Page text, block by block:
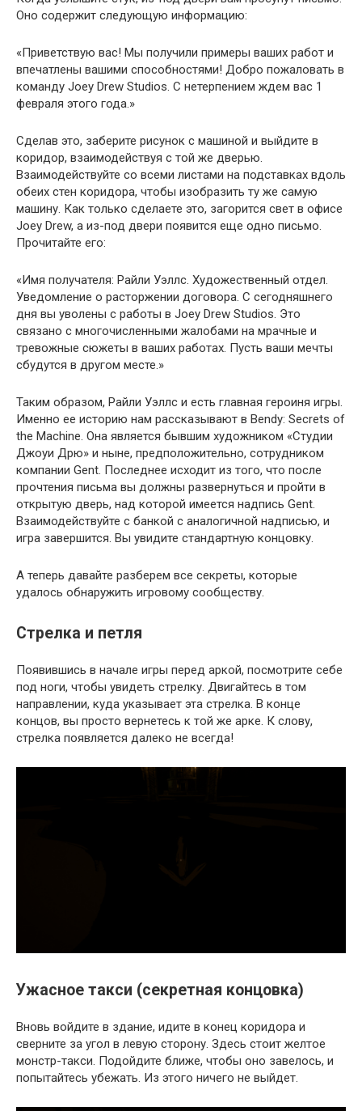
Оно содержит следующую информацию:
«Приветствую вас! Мы получили примеры ваших работ и
впечатлены вашими способностями! Добро пожаловать в
команду Joey Drew Studios. С нетерпением ждем вас 1
февраля этого года.»
Сделав это, заберите рисунок с машиной и выйдите в
коридор, взаимодействуя с той же дверью.
Взаимодействуйте со всеми листами на подставках вдоль
обеих стен коридора, чтобы изобразить ту же самую
машину. Как только сделаете это, загорится свет в офисе
Joey Drew, а из-под двери появится еще одно письмо.
Прочитайте его:
«Имя получателя: Райли Уэллс. Художественный отдел.
Уведомление о расторжении договора. С сегодняшнего
дня вы уволены с работы в Joey Drew Studios. Это
связано с многочисленными жалобами на мрачные и
тревожные сюжеты в ваших работах. Пусть ваши мечты
сбудутся в другом месте.»
Таким образом, Райли Уэллс и есть главная героиня игры.
Именно ее историю нам рассказывают в Bendy: Secrets of
the Machine. Она является бывшим художником «Студии
Джоуи Дрю» и ныне, предположительно, сотрудником
компании Gent. Последнее исходит из того, что после
прочтения письма вы должны развернуться и пройти в
открытую дверь, над которой имеется надпись Gent.
Взаимодействуйте с банкой с аналогичной надписью, и
игра завершится. Вы увидите стандартную концовку.
А теперь давайте разберем все секреты, которые
удалось обнаружить игровому сообществу.
Стрелка и петля
Появившись в начале игры перед аркой, посмотрите себе
под ноги, чтобы увидеть стрелку. Двигайтесь в том
направлении, куда указывает эта стрелка. В конце
концов, вы просто вернетесь к той же арке. К слову,
стрелка появляется далеко не всегда!
Ужасное такси (секретная концовка)
Вновь войдите в здание, идите в конец коридора и
сверните за угол в левую сторону. Здесь стоит желтое
монстр-такси. Подойдите ближе, чтобы оно завелось, и
попытайтесь убежать. Из этого ничего не выйдет.